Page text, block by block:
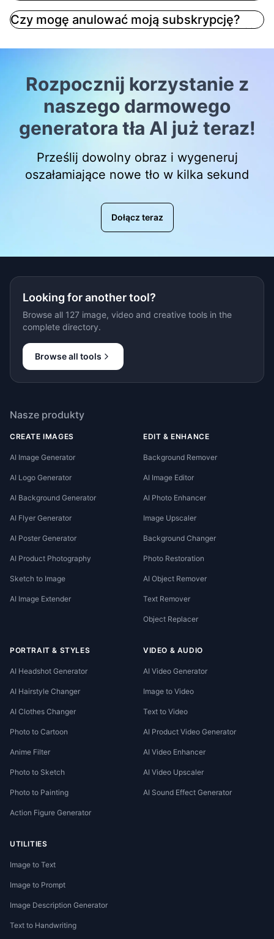
Czy mogę anulować moją subskrypcję?
Rozpocznij korzystanie z
naszego darmowego
generatora tła AI już teraz!
Prześlij dowolny obraz i wygeneruj
oszałamiające nowe tło w kilka sekund
Dołącz teraz
Looking for another tool?
Browse all 127 image, video and creative tools in the
complete directory.
Browse all tools
Nasze produkty
CREATE IMAGES
AI Image Generator
AI Logo Generator
AI Background Generator
AI Flyer Generator
AI Poster Generator
AI Product Photography
Sketch to Image
AI Image Extender
EDIT & ENHANCE
Background Remover
AI Image Editor
AI Photo Enhancer
Image Upscaler
Background Changer
Photo Restoration
AI Object Remover
Text Remover
Object Replacer
PORTRAIT & STYLES
AI Headshot Generator
AI Hairstyle Changer
AI Clothes Changer
Photo to Cartoon
Anime Filter
Photo to Sketch
Photo to Painting
Action Figure Generator
VIDEO & AUDIO
AI Video Generator
Image to Video
Text to Video
AI Product Video Generator
AI Video Enhancer
AI Video Upscaler
AI Sound Effect Generator
UTILITIES
Image to Text
Image to Prompt
Image Description Generator
Text to Handwriting